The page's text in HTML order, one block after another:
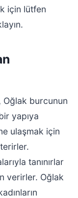
için lütfen
burcunun
yapıya
ulaşmak için
tanınırlar
verirler. Oğlak